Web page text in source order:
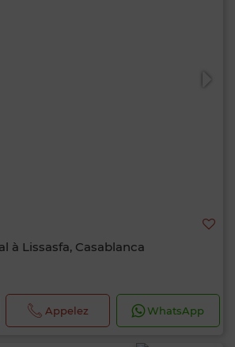
à Lissasfa, Casablanca
Appelez WhatsApp